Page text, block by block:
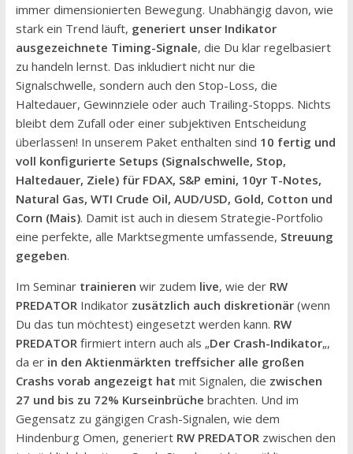
immer dimensionierten Bewegung. Unabhängig davon, wie
stark ein Trend läuft, generiert unser Indikator
ausgezeichnete Timing-Signale, die Du klar regelbasiert
zu handeln lernst. Das inkludiert nicht nur die
Signalschwelle, sondern auch den Stop-Loss, die
Haltedauer, Gewinnziele oder auch Trailing-Stopps. Nichts
bleibt dem Zufall oder einer subjektiven Entscheidung
überlassen! In unserem Paket enthalten sind 10 fertig und
voll konfigurierte Setups (Signalschwelle, Stop,
Haltedauer, Ziele) für FDAX, S&P emini, 10yr T-Notes,
Natural Gas, WTI Crude Oil, AUD/USD, Gold, Cotton und
Corn (Mais). Damit ist auch in diesem Strategie-Portfolio
eine perfekte, alle Marktsegmente umfassende, Streuung
gegeben.
Im Seminar trainieren wir zudem live, wie der RW
PREDATOR Indikator zusätzlich auch diskretionär(wenn
Du das tun möchtest) eingesetzt werden kann. RW
PREDATOR firmiert intern auch als „Der Crash-Indikator„,
da er in den Aktienmärkten treffsicher alle großen
Crashs vorab angezeigt hat mit Signalen, die zwischen
27 und bis zu 72% Kurseinbrüche brachten. Und im
Gegensatz zu gängigen Crash-Signalen, wie dem
Hindenburg Omen, generiert RW PREDATOR zwischen den